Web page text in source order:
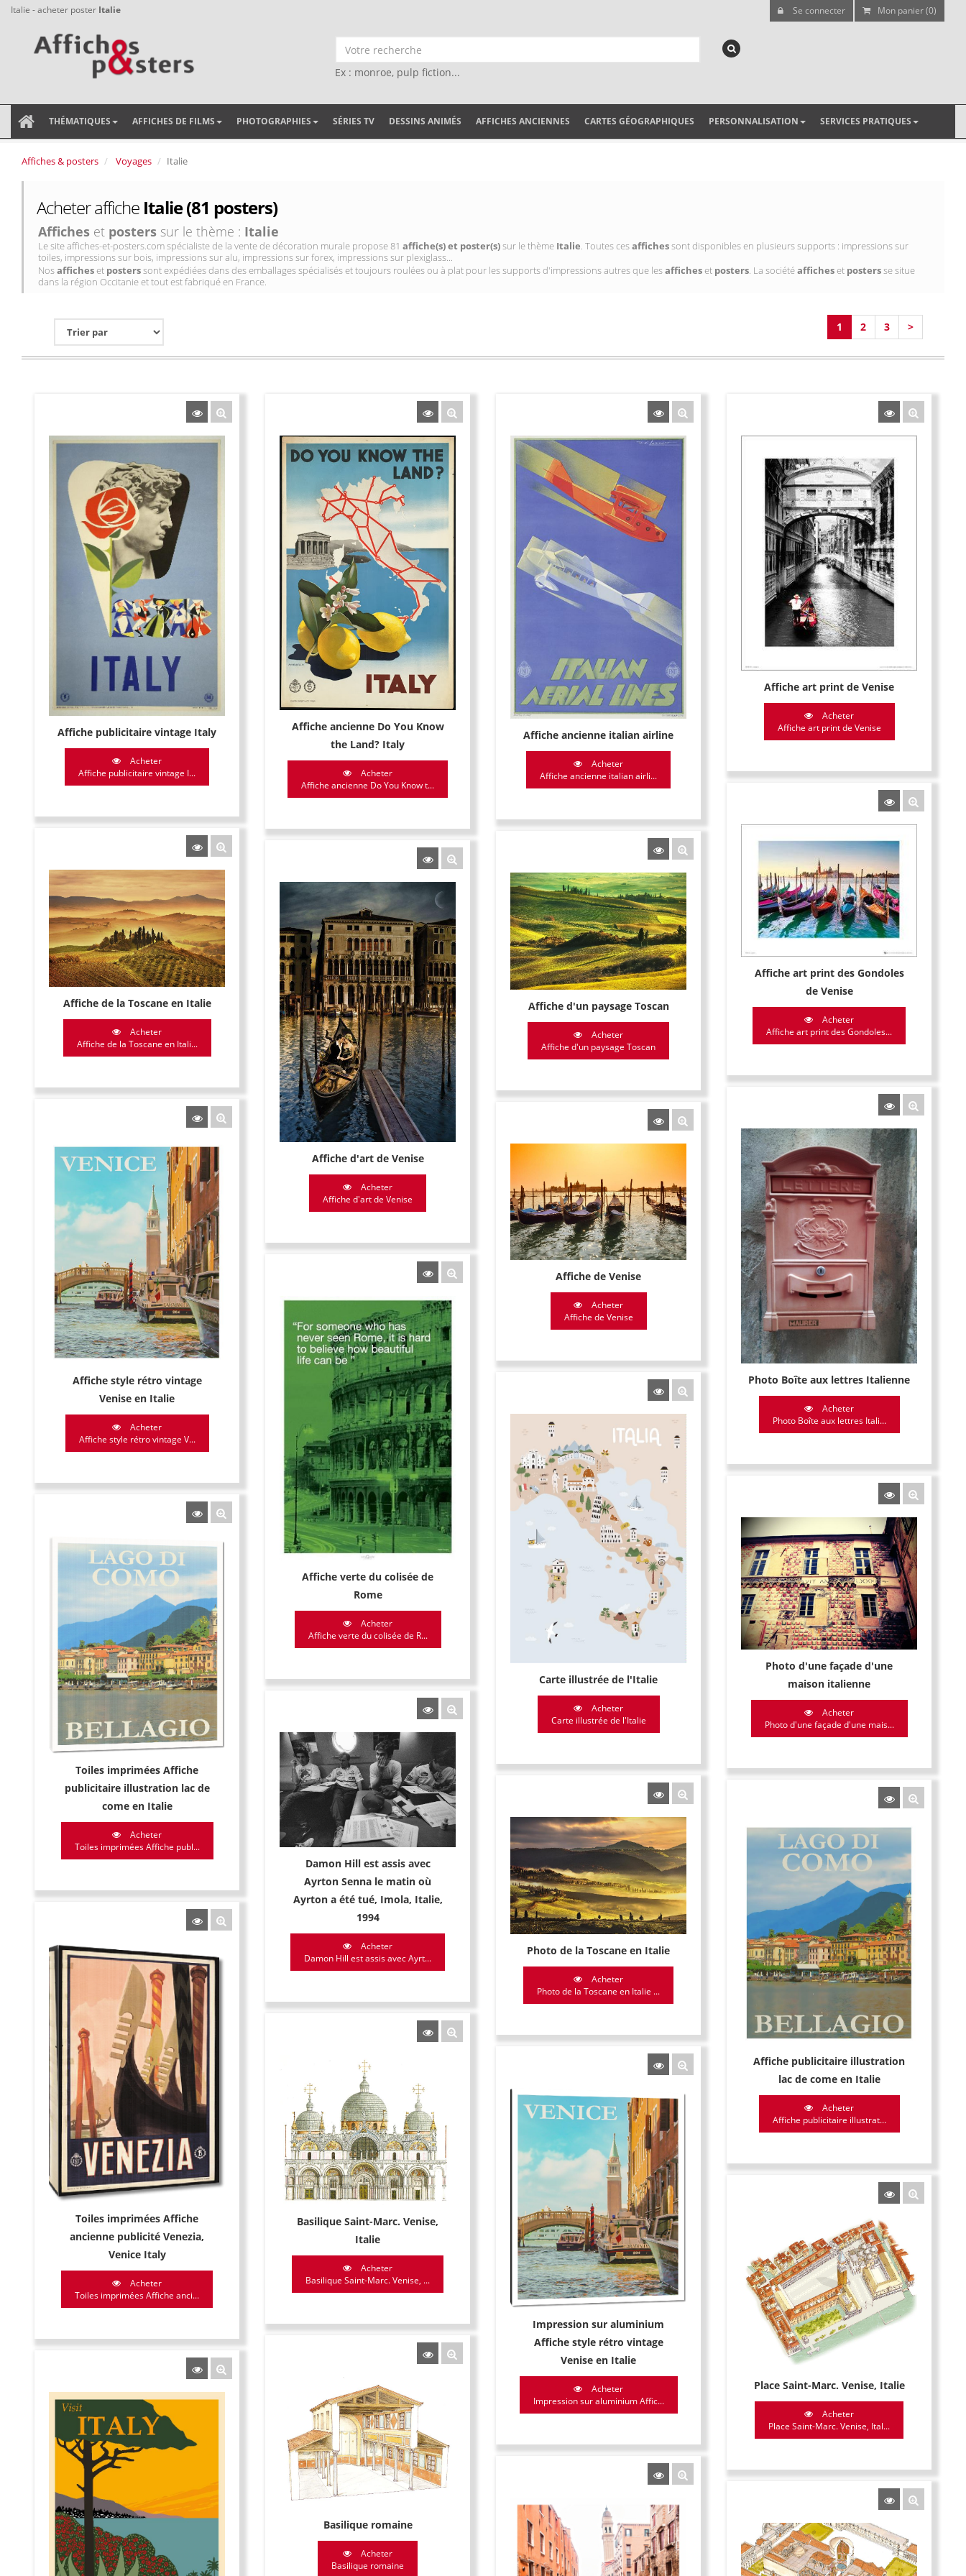
Italie - acheter poster Italie Se connecter Mon panier (0)
Ex : monroe, pulp fiction...
THÉMATIQUES AFFICHES DE FILMS PHOTOGRAPHIES SÉRIES TV DESSINS ANIMÉS AFFICHES ANCIENNES CARTES GÉOGRAPHIQUES PERSONNALISATION SERVICES PRATIQUES
Affiches & posters Voyages Italie
Acheter affiche Italie (81 posters)
Affiches et posters sur le thème : Italie
Le site affiches-et-posters.com spécialiste de la vente de décoration murale propose 81 affiche(s) et poster(s)sur le thème Italie. Toutes cesaffichessont disponibles en plusieurs supports : impressions sur
toiles, impressions sur bois, impressions sur alu, impressions sur forex, impressions sur plexiglass...
Nosafficheset posterssont expédiées dans des emballages spécialisés et toujours roulées ou à plat pour les supports d'impressions autres que lesafficheset posters. La sociétéafficheset postersse situe
dans la région Occitanie et tout est fabriqué en France.
1 2 3 >
Affiche publicitaire vintage Italy
Acheter
Affiche publicitaire vintage I...
Affiche ancienne Do You Know
the Land? Italy
Acheter
Affiche ancienne Do You Know t...
Affiche ancienne italian airline
Acheter
Affiche ancienne italian airli...
Affiche art print de Venise
Acheter
Affiche art print de Venise
Affiche art print des Gondoles
de Venise
Acheter
Affiche art print des Gondoles...
Affiche de la Toscane en Italie
Acheter
Affiche de la Toscane en Itali...
Affiche d'un paysage Toscan
Acheter
Affiche d'un paysage Toscan
Affiche d'art de Venise
Acheter
Affiche d'art de Venise
Photo Boîte aux lettres Italienne
Acheter
Photo Boîte aux lettres Itali...
Affiche style rétro vintage
Venise en Italie
Acheter
Affiche style rétro vintage V...
Affiche de Venise
Acheter
Affiche de Venise
Affiche verte du colisée de
Rome
Acheter
Affiche verte du colisée de R...
Carte illustrée de l'Italie
Acheter
Carte illustrée de l'Italie
Photo d'une façade d'une
maison italienne
Acheter
Photo d'une façade d'une mais...
Toiles imprimées Affiche
publicitaire illustration lac de
come en Italie
Acheter
Toiles imprimées Affiche publ...
Damon Hill est assis avec
Ayrton Senna le matin où
Ayrton a été tué, Imola, Italie,
1994
Acheter
Damon Hill est assis avec Ayrt...
Photo de la Toscane en Italie
Acheter
Photo de la Toscane en Italie ...
Affiche publicitaire illustration
lac de come en Italie
Acheter
Affiche publicitaire illustrat...
Toiles imprimées Affiche
ancienne publicité Venezia,
Venice Italy
Acheter
Toiles imprimées Affiche anci...
Basilique Saint-Marc. Venise,
Italie
Acheter
Basilique Saint-Marc. Venise, ...
Impression sur aluminium
Affiche style rétro vintage
Venise en Italie
Acheter
Impression sur aluminium Affic...
Place Saint-Marc. Venise, Italie
Acheter
Place Saint-Marc. Venise, Ital...
Basilique romaine
Acheter
Basilique romaine